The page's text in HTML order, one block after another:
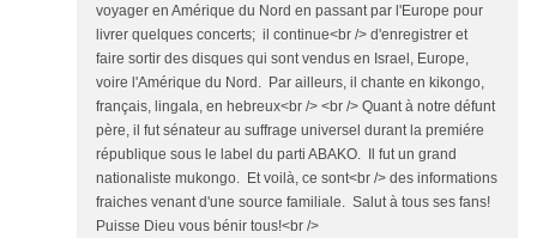
voyager en Amérique du Nord en passant par l'Europe pour
livrer quelques concerts; il continue<br /> d'enregistrer et
faire sortir des disques qui sont vendus en Israel, Europe,
voire l'Amérique du Nord. Par ailleurs, il chante en kikongo,
français, lingala, en hebreux<br /> <br /> Quant à notre défunt
père, il fut sénateur au suffrage universel durant la premiére
république sous le label du parti ABAKO. Il fut un grand
nationaliste mukongo. Et voilà, ce sont<br /> des informations
fraiches venant d'une source familiale. Salut à tous ses fans!
Puisse Dieu vous bénir tous!<br />